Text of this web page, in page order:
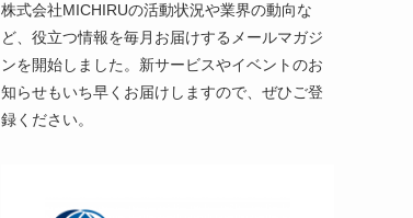
株式会社MICHIRUの活動状況や業界の動向な
ど、役立つ情報を毎月お届けするメールマガジ
ンを開始しました。新サービスやイベントのお
知らせもいち早くお届けしますので、ぜひご登
録ください。